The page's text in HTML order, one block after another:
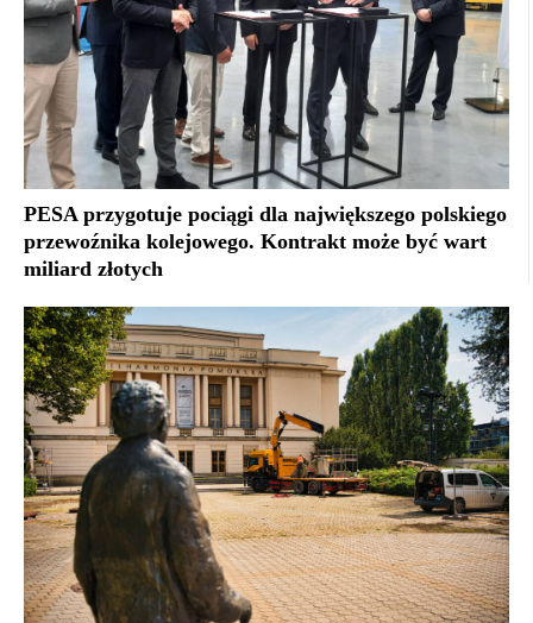
PESA przygotuje pociągi dla największego polskiego
przewoźnika kolejowego. Kontrakt może być wart
miliard złotych